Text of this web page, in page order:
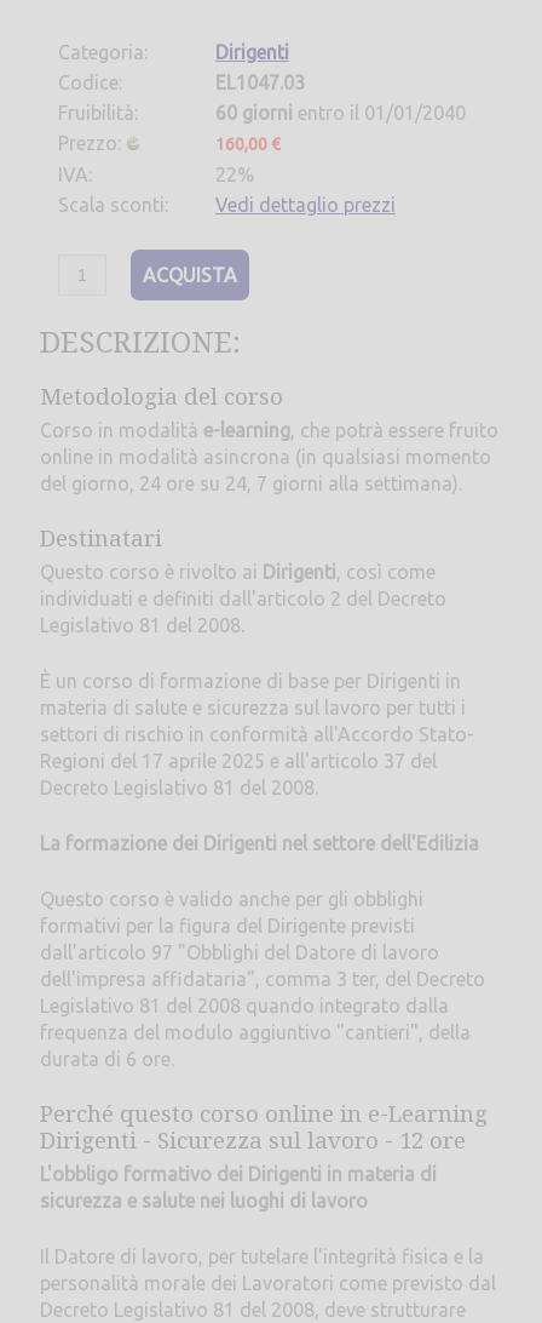
Categoria:
Dirigenti
Codice:
EL1047.03
Fruibilità:
60 giorni entro il 01/01/2040
Prezzo:
160,00 €
IVA:
22%
Scala sconti:
Vedi dettaglio prezzi
ACQUISTA
DESCRIZIONE:
Metodologia del corso
Corso in modalità e-learning, che potrà essere fruito
online in modalità asincrona (in qualsiasi momento
del giorno, 24 ore su 24, 7 giorni alla settimana).
Destinatari
Questo corso è rivolto ai Dirigenti, così come
individuati e definiti dall'articolo 2 del Decreto
Legislativo 81 del 2008.
È un corso di formazione di base per Dirigenti in
materia di salute e sicurezza sul lavoro per tutti i
settori di rischio in conformità all'Accordo Stato-
Regioni del 17 aprile 2025 e all'articolo 37 del
Decreto Legislativo 81 del 2008.
La formazione dei Dirigenti nel settore dell'Edilizia
Questo corso è valido anche per gli obblighi
formativi per la figura del Dirigente previsti
dall'articolo 97 "Obblighi del Datore di lavoro
dell'impresa affidataria", comma 3 ter, del Decreto
Legislativo 81 del 2008 quando integrato dalla
frequenza del modulo aggiuntivo "cantieri", della
durata di 6 ore.
Perché questo corso online in e-Learning
Dirigenti - Sicurezza sul lavoro - 12 ore
L'obbligo formativo dei Dirigenti in materia di
sicurezza e salute nei luoghi di lavoro
Il Datore di lavoro, per tutelare l'integrità fisica e la
personalità morale dei Lavoratori come previsto dal
Decreto Legislativo 81 del 2008, deve strutturare